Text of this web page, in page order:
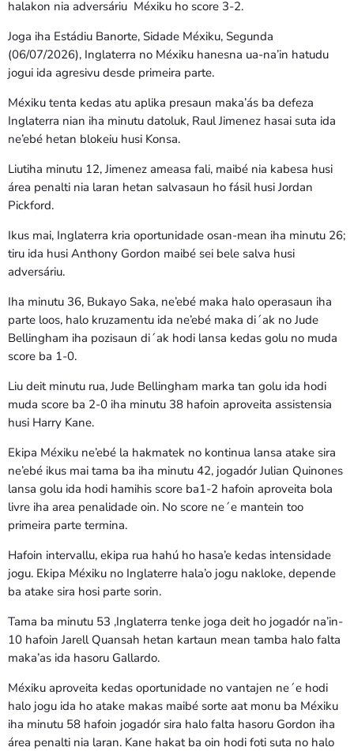
TÉTUM
halakon nia adversáriu Méxiku ho score 3-2.
Joga iha Estádiu Banorte, Sidade Méxiku, Segunda
(06/07/2026), Inglaterra no Méxiku hanesna ua-na’in hatudu
jogui ida agresivu desde primeira parte.
Méxiku tenta kedas atu aplika presaun maka’ás ba defeza
Inglaterra nian iha minutu datoluk, Raul Jimenez hasai suta ida
ne’ebé hetan blokeiu husi Konsa.
Liutiha minutu 12, Jimenez ameasa fali, maibé nia kabesa husi
área penalti nia laran hetan salvasaun ho fásil husi Jordan
Pickford.
Ikus mai, Inglaterra kria oportunidade osan-mean iha minutu 26;
tiru ida husi Anthony Gordon maibé sei bele salva husi
adversáriu.
Iha minutu 36, Bukayo Saka, ne’ebé maka halo operasaun iha
parte loos, halo kruzamentu ida ne’ebé maka di´ak no Jude
Bellingham iha pozisaun di´ak hodi lansa kedas golu no muda
score ba 1-0.
Liu deit minutu rua, Jude Bellingham marka tan golu ida hodi
muda score ba 2-0 iha minutu 38 hafoin aproveita assistensia
husi Harry Kane.
Ekipa Méxiku ne’ebé la hakmatek no kontinua lansa atake sira
ne’ebé ikus mai tama ba iha minutu 42, jogadór Julian Quinones
lansa golu ida hodi hamihis score ba1-2 hafoin aproveita bola
livre iha area penalidade oin. No score ne´e mantein too
primeira parte termina.
Hafoin intervallu, ekipa rua hahú ho hasa’e kedas intensidade
jogu. Ekipa Méxiku no Inglaterre hala’o jogu nakloke, depende
ba atake sira hosi parte sorin.
Tama ba minutu 53 ,Inglaterra tenke joga deit ho jogadór na’in-
10 hafoin Jarell Quansah hetan kartaun mean tamba halo falta
maka’as ida hasoru Gallardo.
Méxiku aproveita kedas oportunidade no vantajen ne´e hodi
halo jogu ida ho atake makas maibé sorte aat monu ba Méxiku
iha minutu 58 hafoin jogadór sira halo falta hasoru Gordon iha
área penalti nia laran. Kane hakat ba oin hodi foti suta no halo